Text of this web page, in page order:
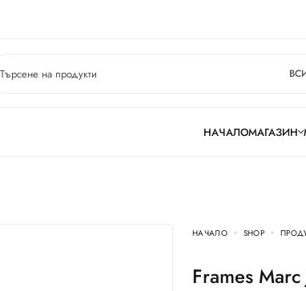
НАЧАЛОМАГАЗИН
НАЧАЛО SHOP
Frames